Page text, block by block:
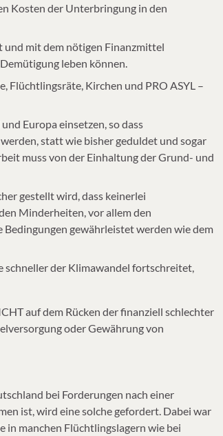
Kosten der Unterbringung in den
und mit dem nötigen Finanzmittel
leben können.
Kirchen und PRO ASYL –
Europa einsetzen, so dass
statt wie bisher geduldet und sogar
muss von der Einhaltung der Grund- und
gestellt wird, dass keinerlei
Minderheiten, vor allem den
gewährleistet werden wie dem
der Klimawandel fortschreitet,
auf dem Rücken der finanziell schlechter
oder Gewährung von
bei Forderungen nach einer
ist, wird eine solche gefordert. Dabei war
in manchen Flüchtlingslagern wie bei